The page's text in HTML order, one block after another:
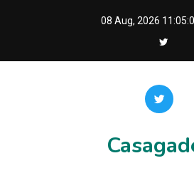
08 Aug, 2026